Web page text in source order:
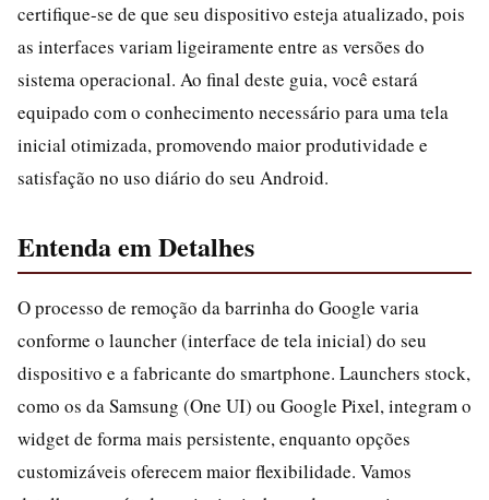
certifique-se de que seu dispositivo esteja atualizado, pois
as interfaces variam ligeiramente entre as versões do
sistema operacional. Ao final deste guia, você estará
equipado com o conhecimento necessário para uma tela
inicial otimizada, promovendo maior produtividade e
satisfação no uso diário do seu Android.
Entenda em Detalhes
O processo de remoção da barrinha do Google varia
conforme o launcher (interface de tela inicial) do seu
dispositivo e a fabricante do smartphone. Launchers stock,
como os da Samsung (One UI) ou Google Pixel, integram o
widget de forma mais persistente, enquanto opções
customizáveis oferecem maior flexibilidade. Vamos